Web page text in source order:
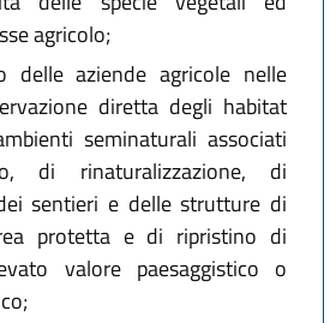
agricolo;
delle aziende agricole nelle
diretta degli habitat
seminaturali associati
di rinaturalizzazione, di
sentieri e delle strutture di
protetta e di ripristino di
valore paesaggistico o